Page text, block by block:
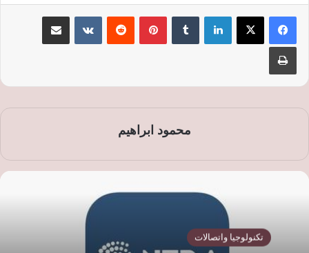
لينكدإن بينتيريست
محمود ابراهيم
تكنولوجيا واتصالات